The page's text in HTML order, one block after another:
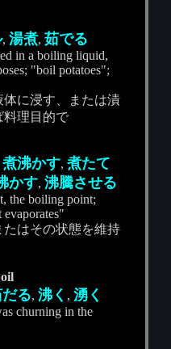
,湯煮,茹でる
in a boiling liquid,
"boil potatoes";
に浸す、または漬
料理目的で
煮沸かす,煮たて
かす,沸騰させる
the boiling point;
はその状態を維持
る,沸く ,湧く
churning in the